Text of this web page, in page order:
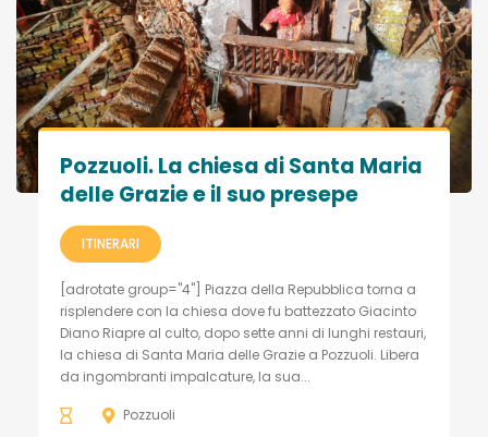
Pozzuoli. La chiesa di Santa Maria
delle Grazie e il suo presepe
ITINERARI
[adrotate group="4"] Piazza della Repubblica torna a
risplendere con la chiesa dove fu battezzato Giacinto
Diano Riapre al culto, dopo sette anni di lunghi restauri,
la chiesa di Santa Maria delle Grazie a Pozzuoli. Libera
da ingombranti impalcature, la sua...
Pozzuoli